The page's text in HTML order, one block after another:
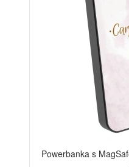
Powerbanka s